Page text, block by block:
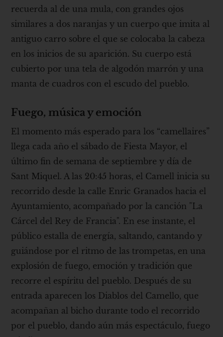
recuerda al de una mula, con grandes ojos
similares a dos naranjas y un cuerpo que imita al
antiguo carro sobre el que se colocaba la cabeza
en los inicios de su aparición. Su cuerpo está
cubierto por una tela de algodón marrón y una
manta de cuadros con el escudo del pueblo.
Fuego, música y emoción
El momento más esperado para los “camellaires”
llega cada año el sábado de Fiesta Mayor, el
último fin de semana de septiembre y día de
Sant Miquel. A las 20:45 horas, el Camell inicia su
recorrido desde la calle Enric Granados hacia el
Ayuntamiento, acompañado por la canción "La
Cárcel del Rey de Francia". En ese instante, el
público estalla de energía, saltando, cantando y
guiándose por el ritmo de las trompetas, en una
explosión de fuego, emoción y tradición que
recorre el espíritu del pueblo. Después de su
entrada aparecen los Diablos del Camello, que
acompañan al bicho durante todo el recorrido
por el pueblo, dando aún más espectáculo, fuego